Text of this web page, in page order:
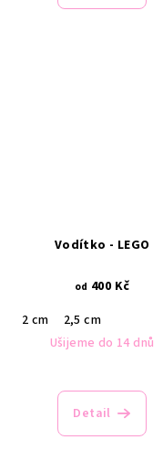
Vodítko - LEGO
od 400 Kč
2 cm
2,5 cm
Ušijeme do 14 dnů
Detail